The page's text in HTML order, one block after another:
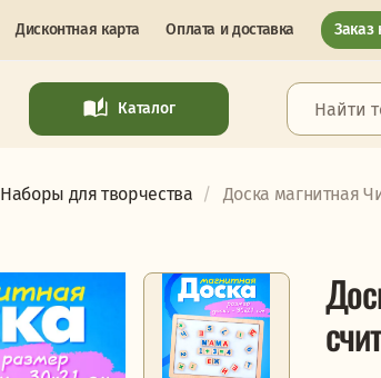
Дисконтная карта Оплата и доставка Заказ
Каталог
Наборы для творчества Доска магнитная